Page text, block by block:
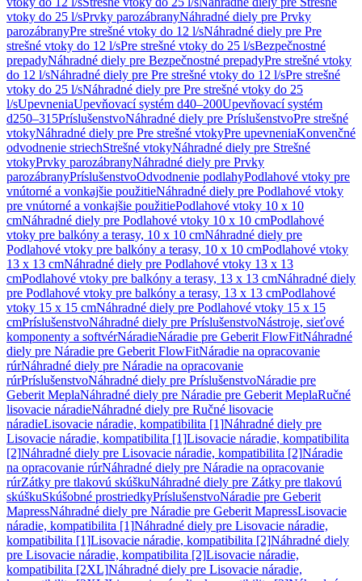
vtoky do 25 l/sPrvky parozábranyNáhradné diely pre Prvky
parozábranyPre strešné vtoky do 12 l/sNáhradné diely pre Pre
strešné vtoky do 12 l/sPre strešné vtoky do 25 l/sBezpečnostné
prepadyNáhradné diely pre Bezpečnostné prepadyPre strešné vtoky
do 12 l/sNáhradné diely pre Pre strešné vtoky do 12 l/sPre strešné
vtoky do 25 l/sNáhradné diely pre Pre strešné vtoky do 25
l/sUpevneniaUpevňovací systém d40–200Upevňovací systém
d250–315PríslušenstvoNáhradné diely pre PríslušenstvoPre strešné
vtokyNáhradné diely pre Pre strešné vtokyPre upevneniaKonvenčné
odvodnenie striechStrešné vtokyNáhradné diely pre Strešné
vtokyPrvky parozábranyNáhradné diely pre Prvky
parozábranyPríslušenstvoOdvodnenie podlahyPodlahové vtoky pre
vnútorné a vonkajšie použitieNáhradné diely pre Podlahové vtoky
pre vnútorné a vonkajšie použitiePodlahové vtoky 10 x 10
cmNáhradné diely pre Podlahové vtoky 10 x 10 cmPodlahové
vtoky pre balkóny a terasy, 10 x 10 cmNáhradné diely pre
Podlahové vtoky pre balkóny a terasy, 10 x 10 cmPodlahové vtoky
13 x 13 cmNáhradné diely pre Podlahové vtoky 13 x 13
cmPodlahové vtoky pre balkóny a terasy, 13 x 13 cmNáhradné diely
pre Podlahové vtoky pre balkóny a terasy, 13 x 13 cmPodlahové
vtoky 15 x 15 cmNáhradné diely pre Podlahové vtoky 15 x 15
cmPríslušenstvoNáhradné diely pre PríslušenstvoNástroje, sieťové
komponenty a softvérNáradieNáradie pre Geberit FlowFitNáhradné
diely pre Náradie pre Geberit FlowFitNáradie na opracovanie
rúrNáhradné diely pre Náradie na opracovanie
rúrPríslušenstvoNáhradné diely pre PríslušenstvoNáradie pre
Geberit MeplaNáhradné diely pre Náradie pre Geberit MeplaRučné
lisovacie náradieNáhradné diely pre Ručné lisovacie
náradieLisovacie náradie, kompatibilita [1]Náhradné diely pre
Lisovacie náradie, kompatibilita [1]Lisovacie náradie, kompatibilita
[2]Náhradné diely pre Lisovacie náradie, kompatibilita [2]Náradie
na opracovanie rúrNáhradné diely pre Náradie na opracovanie
rúrZátky pre tlakovú skúškuNáhradné diely pre Zátky pre tlakovú
skúškuSkúšobné prostriedkyPríslušenstvoNáradie pre Geberit
MapressNáhradné diely pre Náradie pre Geberit MapressLisovacie
náradie, kompatibilita [1]Náhradné diely pre Lisovacie náradie,
kompatibilita [1]Lisovacie náradie, kompatibilita [2]Náhradné diely
pre Lisovacie náradie, kompatibilita [2]Lisovacie náradie,
kompatibilita [2XL]Náhradné diely pre Lisovacie náradie,